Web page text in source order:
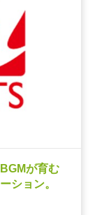
が育む
ション。